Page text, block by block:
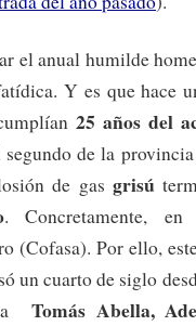
el anual humilde
Y es que hace
25 años del
de la
de gas grisú
. Concretamente,
(Cofasa). Por ello,
un cuarto de siglo
aTomás Abella,